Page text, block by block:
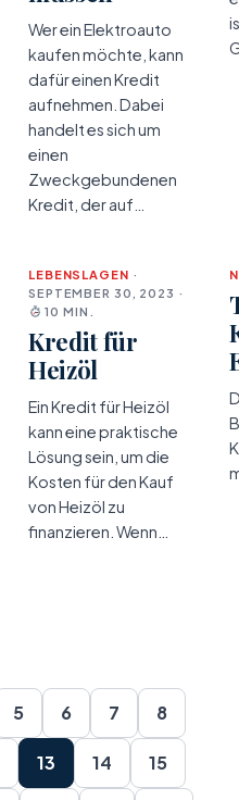
Wer ein Elektroauto
kaufen möchte, kann
dafür einen Kredit
aufnehmen. Dabei
handelt es sich um
einen
Zweckgebundenen
Kredit, der auf…
LEBENSLAGEN ·
SEPTEMBER 30, 2023 ·
10 MIN.
Kredit für
Heizöl
Ein Kredit für Heizöl
kann eine praktische
Lösung sein, um die
Kosten für den Kauf
von Heizöl zu
finanzieren. Wenn…
5 6 7 8
13 14 15